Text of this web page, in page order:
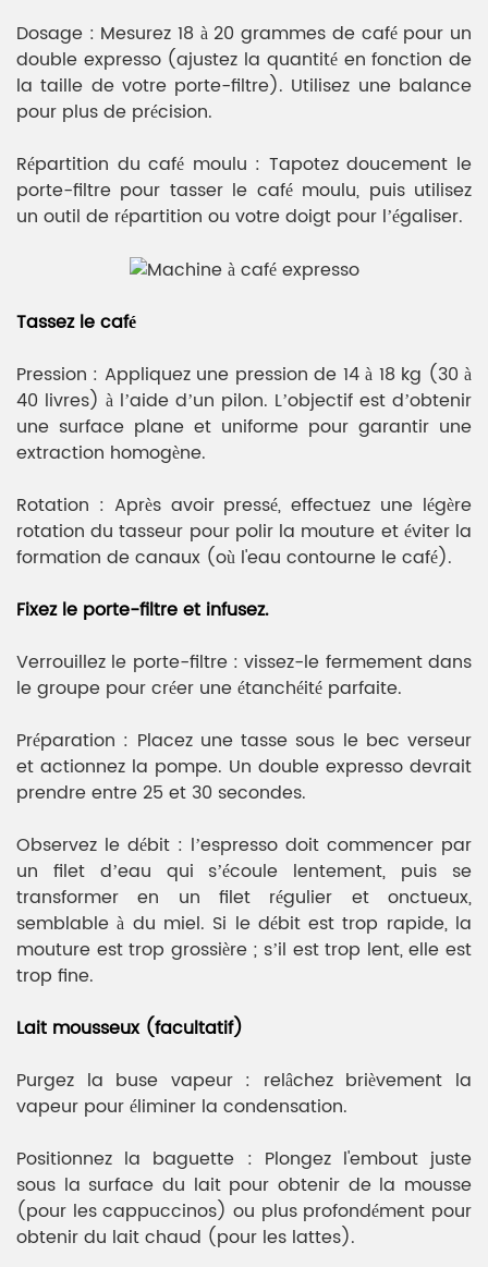
Dosage : Mesurez 18 à 20 grammes de café pour un
double expresso (ajustez la quantité en fonction de
la taille de votre porte-filtre). Utilisez une balance
pour plus de précision.
Répartition du café moulu : Tapotez doucement le
porte-filtre pour tasser le café moulu, puis utilisez
un outil de répartition ou votre doigt pour l’égaliser.
Tassez le café
Pression : Appliquez une pression de 14 à 18 kg (30 à
40 livres) à l’aide d’un pilon. L’objectif est d’obtenir
une surface plane et uniforme pour garantir une
extraction homogène.
Rotation : Après avoir pressé, effectuez une légère
rotation du tasseur pour polir la mouture et éviter la
formation de canaux (où l'eau contourne le café).
Fixez le porte-filtre et infusez.
Verrouillez le porte-filtre : vissez-le fermement dans
le groupe pour créer une étanchéité parfaite.
Préparation : Placez une tasse sous le bec verseur
et actionnez la pompe. Un double expresso devrait
prendre entre 25 et 30 secondes.
Observez le débit : l’espresso doit commencer par
un filet d’eau qui s’écoule lentement, puis se
transformer en un filet régulier et onctueux,
semblable à du miel. Si le débit est trop rapide, la
mouture est trop grossière ; s’il est trop lent, elle est
trop fine.
Lait mousseux (facultatif)
Purgez la buse vapeur : relâchez brièvement la
vapeur pour éliminer la condensation.
Positionnez la baguette : Plongez l'embout juste
sous la surface du lait pour obtenir de la mousse
(pour les cappuccinos) ou plus profondément pour
obtenir du lait chaud (pour les lattes).